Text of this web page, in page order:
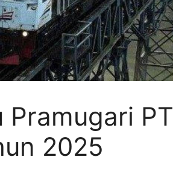
Pramugari PT
2025